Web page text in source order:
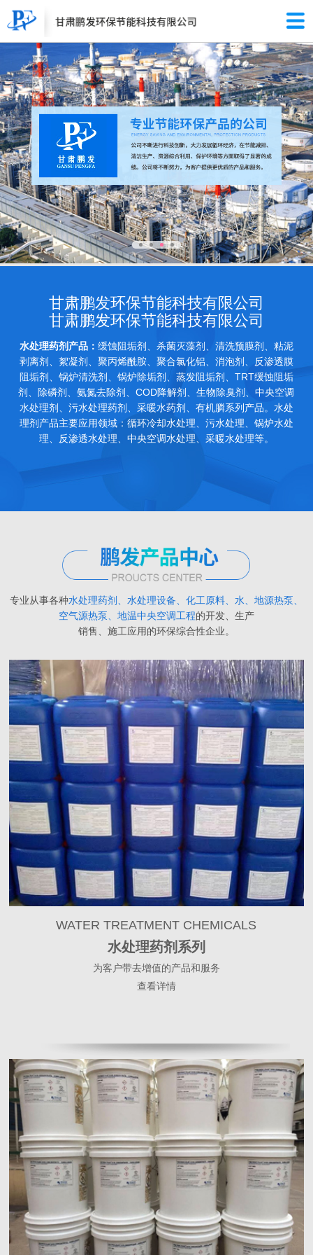
甘肃鹏发环保节能科技有限公司
甘肃鹏发环保节能科技有限公司
水处理药剂产品： 缓蚀阻垢剂、杀菌灭藻剂、清洗预膜剂、粘泥
剥离剂、絮凝剂、聚丙烯酰胺、聚合氯化铝、消泡剂、反渗透膜
阻垢剂、锅炉清洗剂、锅炉除垢剂、蒸发阻垢剂、TRT缓蚀阻垢
剂、除磷剂、氨氮去除剂、COD降解剂、生物除臭剂、中央空调
水处理剂、污水处理药剂、采暖水药剂、有机膦系列产品。水处
理剂产品主要应用领域：循环冷却水处理、污水处理、锅炉水处
理、反渗透水处理、中央空调水处理、采暖水处理等。
专业从事各种水处理药剂、水处理设备、化工原料、水、地源热泵、
空气源热泵、地温中央空调工程的开发、生产
销售、施工应用的环保综合性企业。
WATER TREATMENT CHEMICALS
水处理药剂系列
为客户带去增值的产品和服务
查看详情